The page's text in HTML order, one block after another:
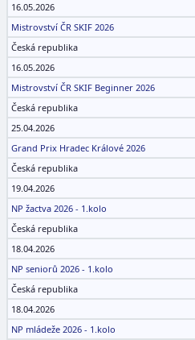
16.05.2026
Mistrovství ČR SKIF 2026
Česká republika
16.05.2026
Mistrovství ČR SKIF Beginner 2026
Česká republika
25.04.2026
Grand Prix Hradec Králové 2026
Česká republika
19.04.2026
NP žactva 2026 - 1.kolo
Česká republika
18.04.2026
NP seniorů 2026 - 1.kolo
Česká republika
18.04.2026
NP mládeže 2026 - 1.kolo